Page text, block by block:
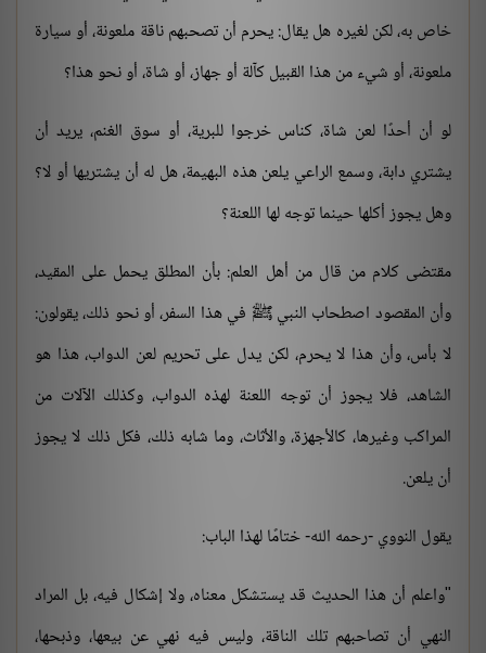
خاص به، لكن لغيره هل يقال: يحرم أن تصحبهم ناقة ملعونة، أو سيارة
ملعونة، أو شيء من هذا القبيل كآلة أو جهاز، أو شاة، أو نحو هذا؟
لو أن أحدًا لعن شاة، كناس خرجوا للبرية، أو سوق الغنم، يريد أن
يشتري دابة، وسمع الراعي يلعن هذه البهيمة، هل له أن يشتريها أو لا؟
وهل يجوز أكلها حينما توجه لها اللعنة؟
مقتضى كلام من قال من أهل العلم: بأن المطلق يحمل على المقيد،
وأن المقصود اصطحاب النبي ﷺ في هذا السفر، أو نحو ذلك، يقولون:
لا بأس، وأن هذا لا يحرم، لكن يدل على تحريم لعن الدواب، هذا هو
الشاهد، فلا يجوز أن توجه اللعنة لهذه الدواب، وكذلك الآلات من
المراكب وغيرها، كالأجهزة، والأثاث، وما شابه ذلك، فكل ذلك لا يجوز
أن يلعن.
يقول النووي -رحمه الله- ختامًا لهذا الباب:
"واعلم أن هذا الحديث قد يستشكل معناه، ولا إشكال فيه، بل المراد
النهي أن تصاحبهم تلك الناقة، وليس فيه نهي عن بيعها، وذبحها،